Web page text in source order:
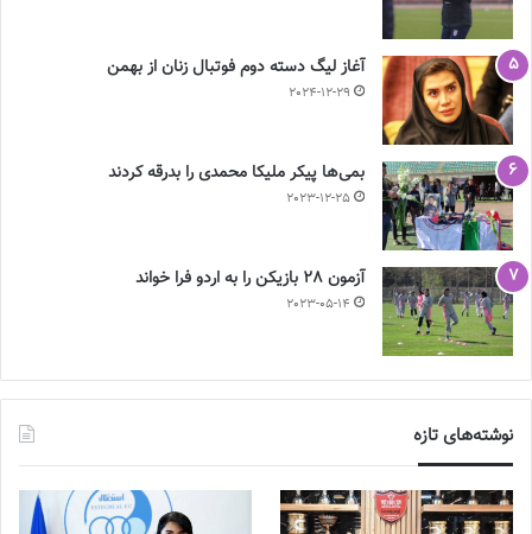
آغاز لیگ دسته دوم فوتبال زنان از بهمن
2024-12-29
بمی‌ها پیکر ملیکا محمدی را بدرقه کردند
2023-12-25
آزمون 28 بازیکن را به اردو فرا خواند
2023-05-14
نوشته‌های تازه